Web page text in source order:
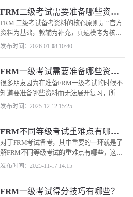
FRM二级考试需要准备哪些资
料？
FRM 二级考试备考资料的核心原则是 “官方
资料为基础，教辅为补充，真题模考为核
心”，无需堆砌过多资料，重点在于精准匹配
发布时间：2026-01-08 10:40
FRM一级考试需要准备哪些资
料？
很多朋友因为在准备FRM一级考试的时候不
知道要准备哪些资料而无法展开复习，所以
小编给大家整理了一下在备考FRM一级的时
发布时间：2025-12-12 15:25
FRM不同等级考试重难点有哪
些？
对于FRM考试备考，其中重要的一环就是了
解FRM不同等级考试的重难点有哪些，这样
才可以有重点的去复习。那么为了让大家更
小编一起来看看吧！
发布时间：2025-11-17 14:15
FRM一级考试得分技巧有哪些？